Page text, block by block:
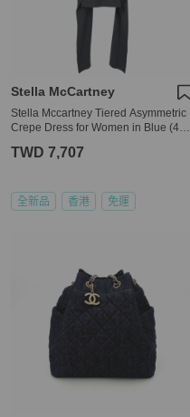
Stella McCartney
Stella Mccartney Tiered Asymmetric
Crepe Dress for Women in Blue (495
TWD 7,707
全新品 香港 免運